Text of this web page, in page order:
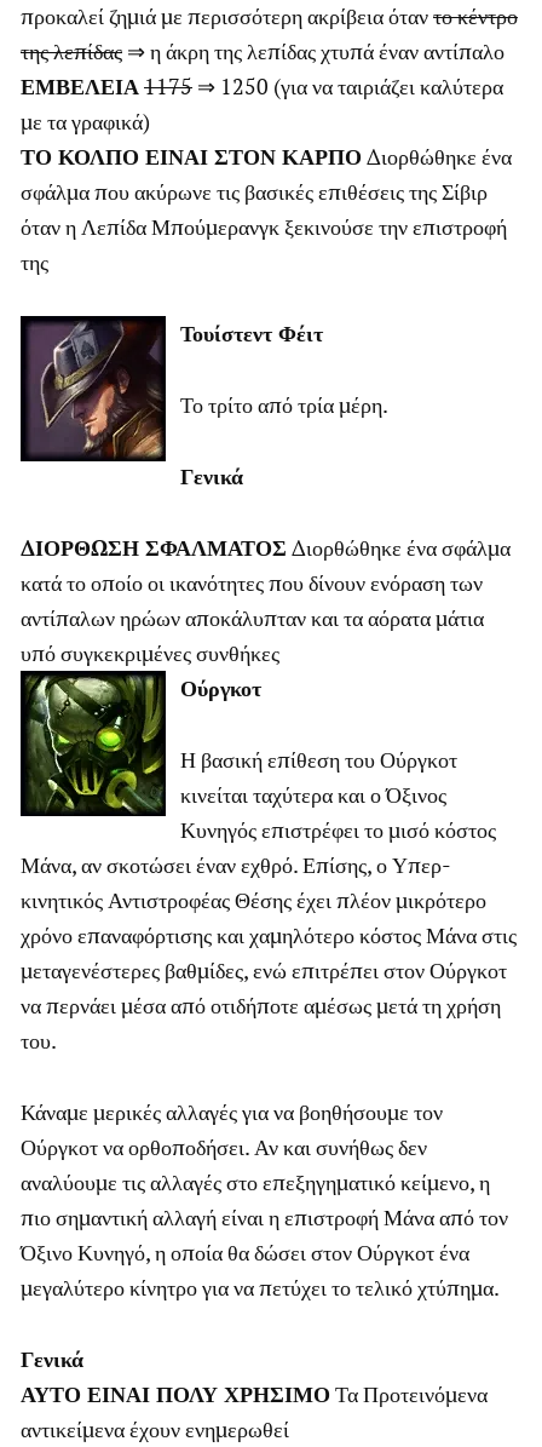
προκαλεί ζημιά με περισσότερη ακρίβεια όταντο κέντρο
της λεπίδας ⇒ η άκρη της λεπίδας χτυπά έναν αντίπαλο
ΕΜΒΕΛΕΙΑ1175 ⇒ 1250 (για να ταιριάζει καλύτερα
με τα γραφικά)
ΤΟ ΚΟΛΠΟ ΕΙΝΑΙ ΣΤΟΝ ΚΑΡΠΟ Διορθώθηκε ένα
σφάλμα που ακύρωνε τις βασικές επιθέσεις της Σίβιρ
όταν η Λεπίδα Μπούμερανγκ ξεκινούσε την επιστροφή
της
Τουίστεντ Φέιτ
Το τρίτο από τρία μέρη.
Γενικά
ΔΙΟΡΘΩΣΗ ΣΦΑΛΜΑΤΟΣ Διορθώθηκε ένα σφάλμα
κατά το οποίο οι ικανότητες που δίνουν ενόραση των
αντίπαλων ηρώων αποκάλυπταν και τα αόρατα μάτια
υπό συγκεκριμένες συνθήκες
Ούργκοτ
Η βασική επίθεση του Ούργκοτ
κινείται ταχύτερα και ο Όξινος
Κυνηγός επιστρέφει το μισό κόστος
Μάνα, αν σκοτώσει έναν εχθρό. Επίσης, ο Υπερ-
κινητικός Αντιστροφέας Θέσης έχει πλέον μικρότερο
χρόνο επαναφόρτισης και χαμηλότερο κόστος Μάνα στις
μεταγενέστερες βαθμίδες, ενώ επιτρέπει στον Ούργκοτ
να περνάει μέσα από οτιδήποτε αμέσως μετά τη χρήση
του.
Κάναμε μερικές αλλαγές για να βοηθήσουμε τον
Ούργκοτ να ορθοποδήσει. Αν και συνήθως δεν
αναλύουμε τις αλλαγές στο επεξηγηματικό κείμενο, η
πιο σημαντική αλλαγή είναι η επιστροφή Μάνα από τον
Όξινο Κυνηγό, η οποία θα δώσει στον Ούργκοτ ένα
μεγαλύτερο κίνητρο για να πετύχει το τελικό χτύπημα.
Γενικά
ΑΥΤΟ ΕΙΝΑΙ ΠΟΛΥ ΧΡΗΣΙΜΟ Τα Προτεινόμενα
αντικείμενα έχουν ενημερωθεί